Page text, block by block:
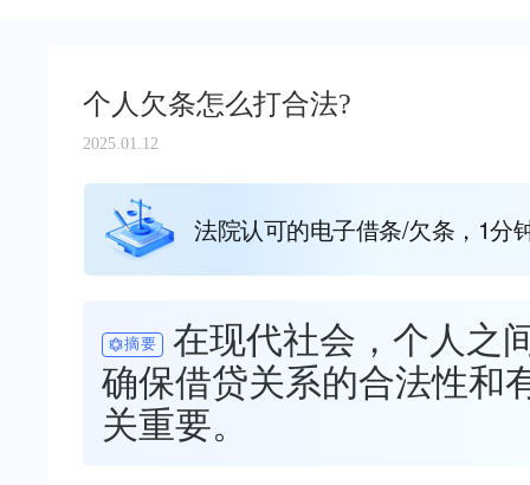
个人欠条怎么打合法?
2025.01.12
法院认可的电子借条/欠条，1分
摘要
在现代社会，个人之
确保借贷关系的合法性和
关重要。